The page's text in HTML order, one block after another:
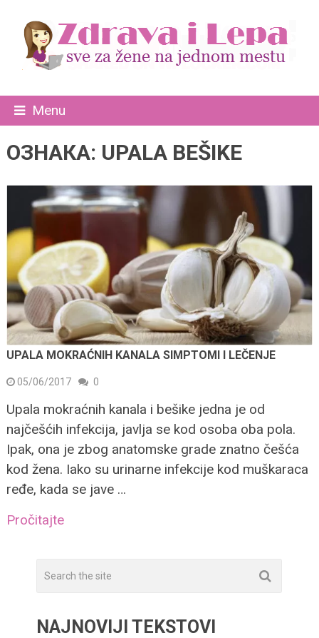
Menu
ОЗНАКА: UPALA BEŠIKE
UPALA MOKRAĆNIH KANALA SIMPTOMI I LEČENJE
05/06/2017 0
Upala mokraćnih kanala i bešike jedna je od
najčešćih infekcija, javlja se kod osoba oba pola.
Ipak, ona je zbog anatomske grade znatno češća
kod žena. Iako su urinarne infekcije kod muškaraca
ređe, kada se jave …
Pročitajte
NAJNOVIJI TEKSTOVI